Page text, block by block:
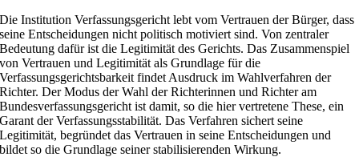
Die Institution Verfassungsgericht lebt vom Vertrauen der Bürger, dass
seine Entscheidungen nicht politisch motiviert sind. Von zentraler
Bedeutung dafür ist die Legitimität des Gerichts. Das Zusammenspiel
von Vertrauen und Legitimität als Grundlage für die
Verfassungsgerichtsbarkeit findet Ausdruck im Wahlverfahren der
Richter. Der Modus der Wahl der Richterinnen und Richter am
Bundesverfassungsgericht ist damit, so die hier vertretene These, ein
Garant der Verfassungsstabilität. Das Verfahren sichert seine
Legitimität, begründet das Vertrauen in seine Entscheidungen und
bildet so die Grundlage seiner stabilisierenden Wirkung.